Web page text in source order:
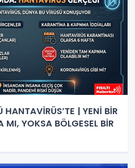
| YENİ BİR
MI, YOKSA BÖLGESEL BİR